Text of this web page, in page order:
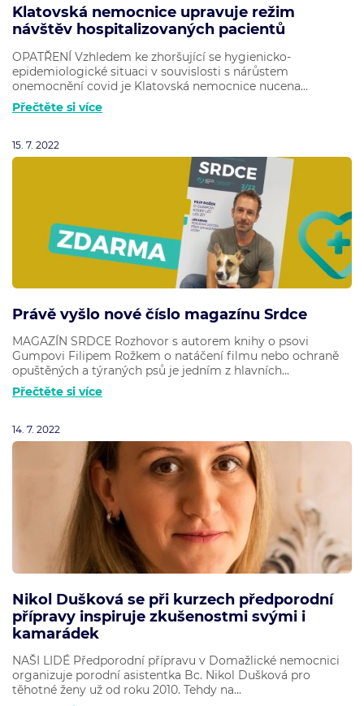
Klatovská nemocnice upravuje režim
návštěv hospitalizovaných pacientů
OPATŘENÍ Vzhledem ke zhoršující se hygienicko-
epidemiologické situaci v souvislosti s nárůstem
onemocnění covid je Klatovská nemocnice nucena...
Přečtěte si více
15. 7. 2022
Právě vyšlo nové číslo magazínu Srdce
MAGAZÍN SRDCE Rozhovor s autorem knihy o psovi
Gumpovi Filipem Rožkem o natáčení filmu nebo ochraně
opuštěných a týraných psů je jedním z hlavních...
Přečtěte si více
14. 7. 2022
Nikol Dušková se při kurzech předporodní
přípravy inspiruje zkušenostmi svými i
kamarádek
NAŠI LIDÉ Předporodní přípravu v Domažlické nemocnici
organizuje porodní asistentka Bc. Nikol Dušková pro
těhotné ženy už od roku 2010. Tehdy na...